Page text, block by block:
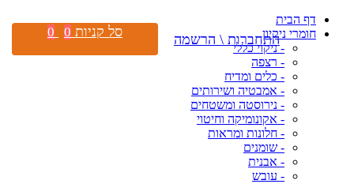
דף הבית
חומרי ניקיון
- ניקוי כללי
- רצפה
- כלים ומדיח
- אמבטיה ושירותים
- נירוסטה ומשטחים
- אקונומיקה וחיטוי
- חלונות ומראות
- שומנים
- אבנית
- עובש
התחברות \ הרשמה סל קניות 0
0